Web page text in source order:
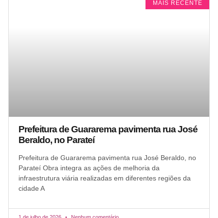
MAIS RECENTE
Prefeitura de Guararema pavimenta rua José
Beraldo, no Parateí
Prefeitura de Guararema pavimenta rua José Beraldo, no
Parateí Obra integra as ações de melhoria da
infraestrutura viária realizadas em diferentes regiões da
cidade A